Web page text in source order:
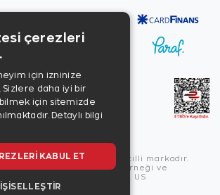
© 2026, Zen Diamond tescilli markadır.
Birleşmiş Markalar Derneği ve
Destek Programı üyesidir. US
çerezleri
için izninize
Sizlere daha iyi bir
için sitemizde
Detaylı bilgi
KABUL ET